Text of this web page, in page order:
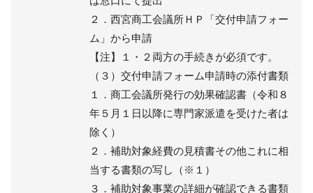
２．西宮商工会議所ＨＰ「交付申請フォー
ム」から申請
【注】１・２両方の手続きが必須です。
（３）交付申請フォーム申請時の添付書類
１．商工会議所発行の効果確認書（令和８
年５月１日以降に専門家派遣を受けた者は
除く）
２．補助対象経費の見積書その他これに相
当する書類の写し（※１）
３．補助対象事業の詳細が確認できる書類